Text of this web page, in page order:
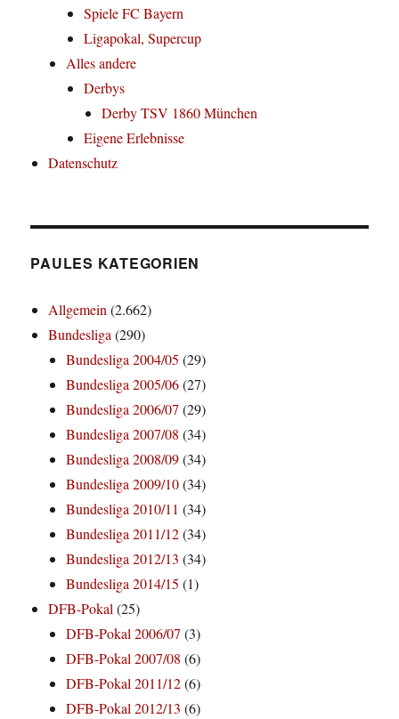
Spiele FC Bayern
Ligapokal, Supercup
Alles andere
Derbys
Derby TSV 1860 München
Eigene Erlebnisse
Datenschutz
PAULES KATEGORIEN
Allgemein(2.662)
Bundesliga(290)
Bundesliga 2004/05 (29)
Bundesliga 2005/06(27)
Bundesliga 2006/07 (29)
Bundesliga 2007/08 (34)
Bundesliga 2008/09(34)
Bundesliga 2009/10(34)
Bundesliga 2010/11 (34)
Bundesliga 2011/12(34)
Bundesliga 2012/13 (34)
Bundesliga 2014/15 (1)
DFB-Pokal(25)
DFB-Pokal 2006/07 (3)
DFB-Pokal 2007/08 (6)
DFB-Pokal 2011/12(6)
DFB-Pokal 2012/13 (6)